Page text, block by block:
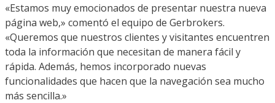
«Estamos muy emocionados de presentar nuestra nueva
página web,» comentó el equipo de Gerbrokers.
«Queremos que nuestros clientes y visitantes encuentren
toda la información que necesitan de manera fácil y
rápida. Además, hemos incorporado nuevas
funcionalidades que hacen que la navegación sea mucho
más sencilla.»